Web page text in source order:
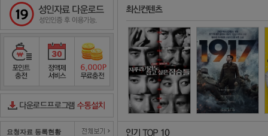
10 뭉쳐야 찬다
1 해피투게더
포인트충전 정액제서비스포인트무료충전
다운로드컨트롤러수동설치
요청자료 등록현황